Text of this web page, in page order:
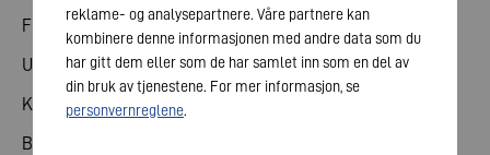
Finanskalender
Utgivelser
Kontakt med investorer
Bedriftsledelse
reklame- og analysepartnere. Våre partnere kan
kombinere denne informasjonen med andre data som du
har gitt dem eller som de har samlet inn som en del av
din bruk av tjenestene. For mer informasjon, se
personvernreglene.